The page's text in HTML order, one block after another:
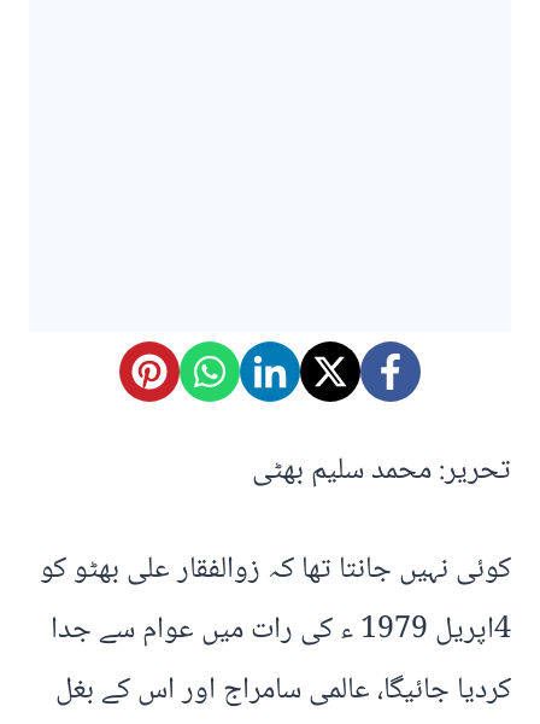
تحریر: محمد سلیم بھٹی
کوئی نہیں جانتا تھا کہ زوالفقار علی بھٹو کو
4اپریل 1979 ء کی رات میں عوام سے جدا
کردیا جائیگا، عالمی سامراج اور اس کے بغل